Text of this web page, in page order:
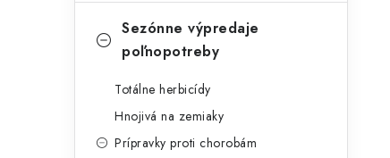
Sezónne výpredaje
poľnopotreby
Totálne herbicídy
Hnojivá na zemiaky
Prípravky proti chorobám